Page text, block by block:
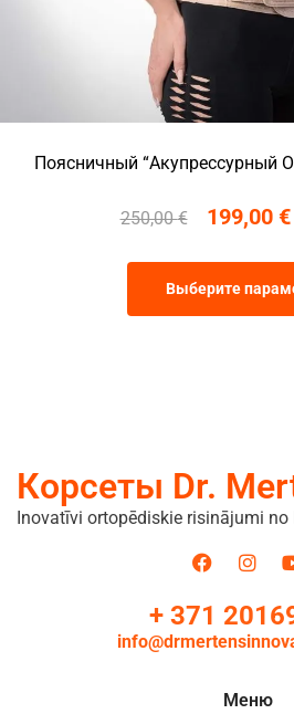
Поясничный “Акупрессурный
250,00€ 199,00 €
Выберите
Корсеты Dr.
Inovatīvi ortopēdiskie risinājumi no
+ 371
Меню